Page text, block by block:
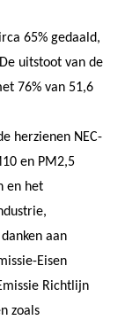
65% gedaald,
uitstoot van de
76% van 51,6
herzienen NEC-
en PM2,5
en het
aan
Eisen
Richtlijn
zoals